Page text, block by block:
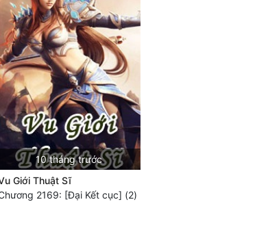
10 tháng trước
Giới Thuật Sĩ
2169: [Đại Kết cục] (2)